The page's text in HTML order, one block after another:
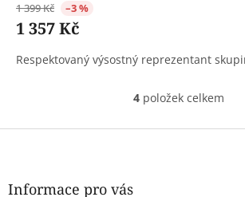
1 399 Kč –3 %
1 357 Kč
Respektovaný výsostný reprezentant
O
l
4 položek celkem
Z
Informace pro vás